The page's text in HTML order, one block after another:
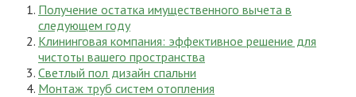
Получение остатка имущественного вычета в
следующем году
Клининговая компания: эффективное решение для
чистоты вашего пространства
Светлый пол дизайн спальни
Монтаж труб систем отопления